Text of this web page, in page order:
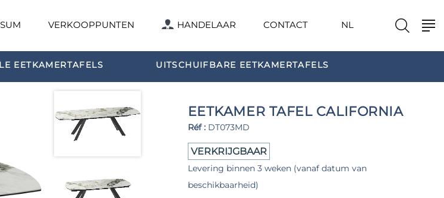
VERKOOPPUNTEN HANDELAAR CONTACT NL
EETKAMERTAFELS UITSCHUIFBARE EETKAMERTAFELS
EETKAMER TAFEL CALIFORNIA
Réf :DT073MD
VERKRIJGBAAR
Levering binnen 3 weken (vanaf datum van
beschikbaarheid)